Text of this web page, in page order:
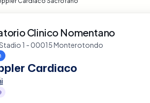
Clinico Nomentano
1 - 00015 Monterotondo
Cardiaco